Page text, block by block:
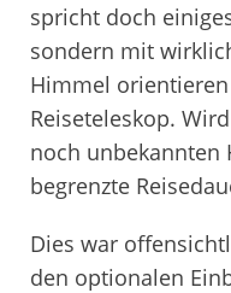
spricht doch
sondern mit
Himmel
Reiseteleskop.
noch
begrenzte
Dies war
den optionalen